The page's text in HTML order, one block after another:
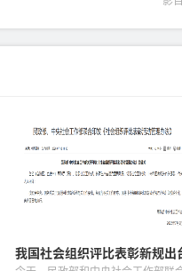
同
我国社会组织评比表彰新规出
未经批准不得开展评比表彰活